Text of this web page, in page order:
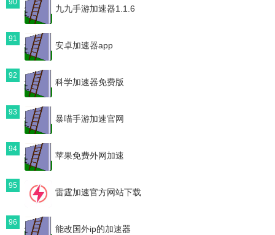
九九手游加速器1.1.6
91
安卓加速器app
92
科学加速器免费版
93
暴喵手游加速官网
94
苹果免费外网加速
95
雷霆加速官方网站下载
96
能改国外ip的加速器